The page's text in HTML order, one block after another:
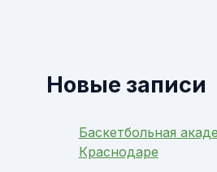
Новые записи
Баскетбольная
Краснодаре